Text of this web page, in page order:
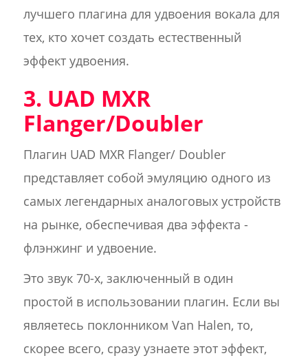
лучшего плагина для удвоения вокала для
тех, кто хочет создать естественный
эффект удвоения.
3. UAD MXR
Flanger/Doubler
Плагин UAD MXR Flanger/ Doubler
представляет собой эмуляцию одного из
самых легендарных аналоговых устройств
на рынке, обеспечивая два эффекта -
флэнжинг и удвоение.
Это звук 70-х, заключенный в один
простой в использовании плагин. Если вы
являетесь поклонником Van Halen, то,
скорее всего, сразу узнаете этот эффект,